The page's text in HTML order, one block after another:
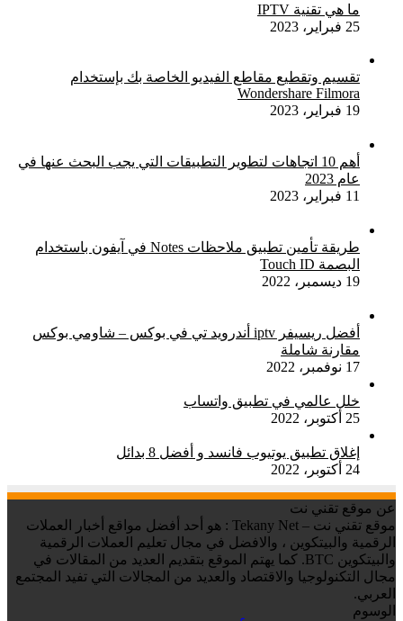
ما هي تقنية IPTV
25 فبراير، 2023
تقسيم وتقطيع مقاطع الفيديو الخاصة بك بإستخدام
Wondershare Filmora
19 فبراير، 2023
أهم 10 اتجاهات لتطوير التطبيقات التي يجب البحث عنها في
عام 2023
11 فبراير، 2023
طريقة تأمين تطبيق ملاحظات Notes في آيفون باستخدام
البصمة Touch ID
19 ديسمبر، 2022
أفضل ريسيفر iptv أندرويد تي في بوكس – شاومي بوكس
مقارنة شاملة
17 نوفمبر، 2022
خلل عالمي في تطبيق واتساب
25 أكتوبر، 2022
إغلاق تطبيق يوتيوب فانسد و أفضل 8 بدائل
24 أكتوبر، 2022
عن موقع تقني نت
موقع تقني نت – Tekany Net : هو أحد أفضل مواقع أخبار العملات
الرقمية والبيتكوين ، والافضل في مجال تعليم العملات الرقمية
والبيتكوين BTC. كما يهتم الموقع بتقديم العديد من المقالات في
مجال التكنولوجيا والاقتصاد والعديد من المجالات التي تفيد المجتمع
العربي.
الوسوم